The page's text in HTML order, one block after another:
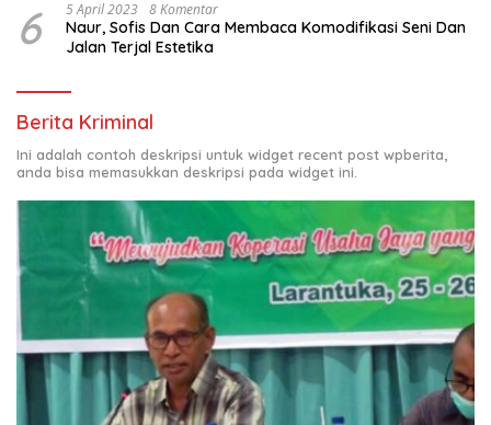
6 5 April 2023 8 Komentar
Naur, Sofis Dan Cara Membaca Komodifikasi Seni Dan
Jalan Terjal Estetika
Berita Kriminal
Ini adalah contoh deskripsi untuk widget recent post wpberita,
anda bisa memasukkan deskripsi pada widget ini.